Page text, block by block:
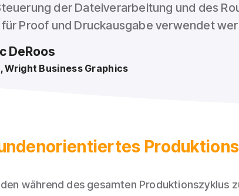
der Dateiverarbeitung und des
Proof und Druckausgabe verwendet
DeRoos
Wright Business Graphics
während des gesamten Produktionszyklus